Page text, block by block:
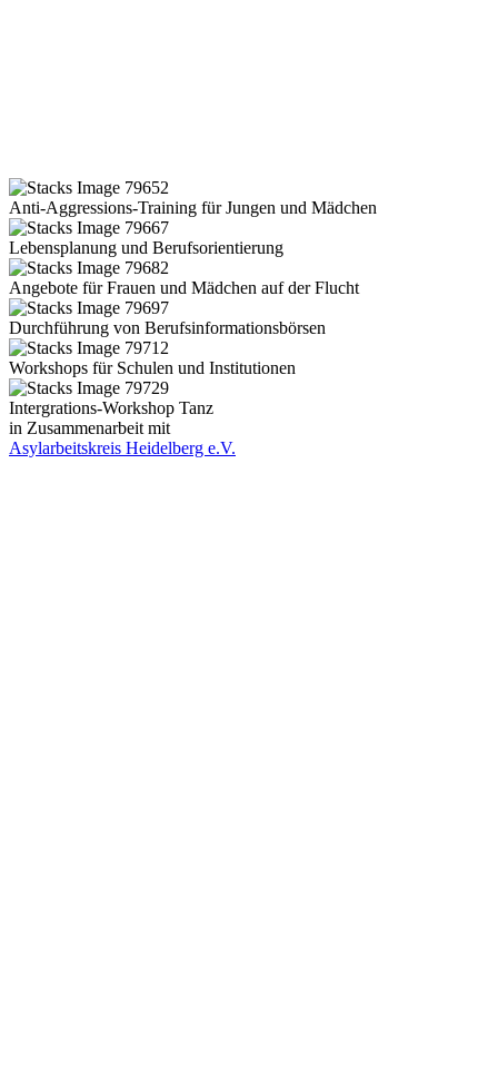
Anti-Aggressions-Training für Jungen und Mädchen
Lebensplanung und Berufsorientierung
Angebote für Frauen und Mädchen auf der Flucht
Durchführung von Berufsinformationsbörsen
Workshops für Schulen und Institutionen
Intergrations-Workshop Tanz
in Zusammenarbeit mit
Asylarbeitskreis Heidelberg e.V.